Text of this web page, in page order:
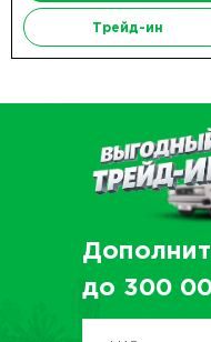
Трейд-ин
до 300